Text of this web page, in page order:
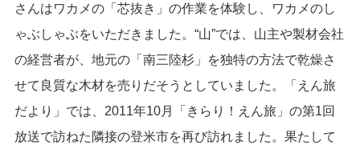
さんはワカメの「芯抜き」の作業を体験し、ワカメのし
ゃぶしゃぶをいただきました。“山”では、山主や製材会社
の経営者が、地元の「南三陸杉」を独特の方法で乾燥さ
せて良質な木材を売りだそうとしていました。「えん旅
だより」では、2011年10月「きらり！えん旅」の第1回
放送で訪ねた隣接の登米市を再び訪れました。果たして